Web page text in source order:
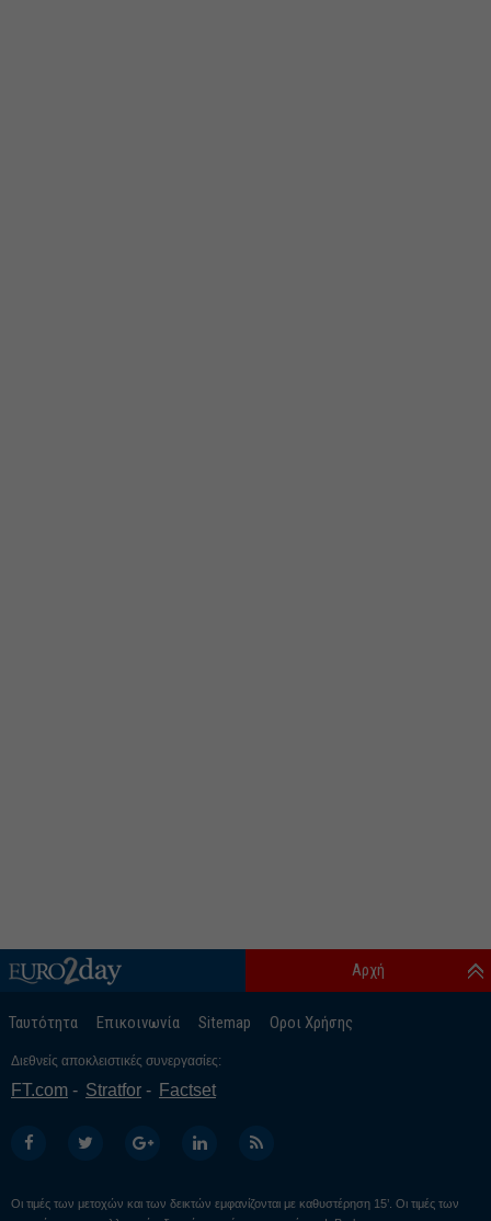
Ταυτότητα Επικοινωνία Sitemap Οροι Χρήσης
Αρχή
Διεθνείς αποκλειστικές συνεργασίες:
FT.com Stratfor Factset
Οι τιμές των μετοχών και των δεικτών εμφανίζονται με καθυστέρηση 15’. Οι τιμές των